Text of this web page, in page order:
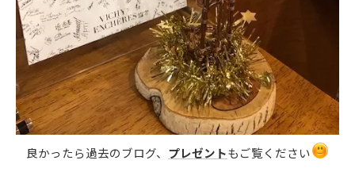
良かったら過去のブログ、 プレゼントもご覧ください